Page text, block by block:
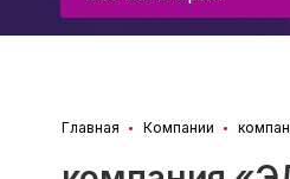
Главная Компании